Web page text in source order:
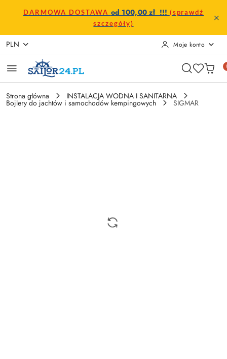
Przejdź do treści głównej
Przejdź do wyszukiwarki
Przejdź do moje konto
Przejdź do menu głównego
Przejdź do opisu produktu
Przejdź do stopki
DARMOWA DOSTAWA od 100,00 zł !!! (sprawdź
szczegóły)
PLN Moje konto
Strona główna INSTALACJA WODNA I SANITARNA
Bojlery do jachtów i samochodów kempingowych SIGMAR